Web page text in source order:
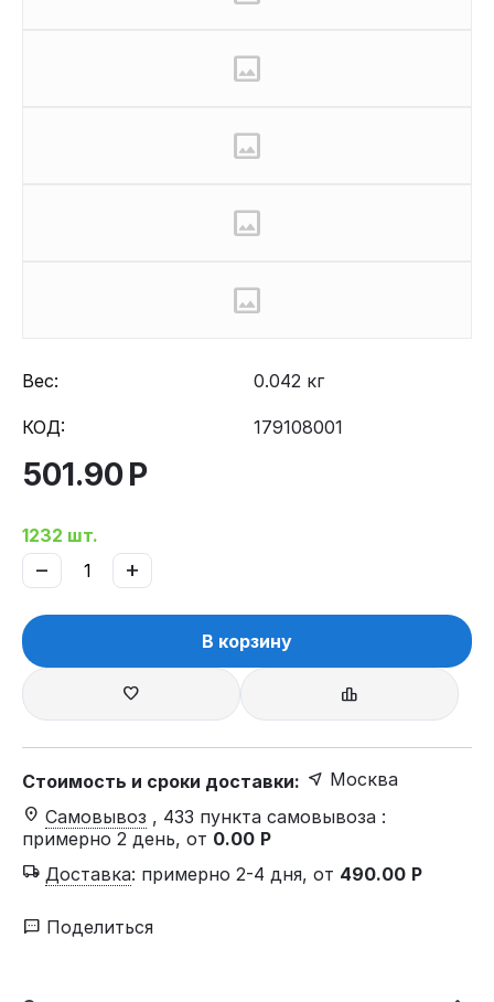
Вес: 0.042 кг
КОД: 179108001
501.90Р
1232 шт.
+
−
В корзину
Стоимость и сроки доставки:
Москва
Самовывоз , 433 пункта самовывоза :
примерно 2 день, от 0.00 Р
Доставка: примерно 2-4 дня, от 490.00 Р
Поделиться